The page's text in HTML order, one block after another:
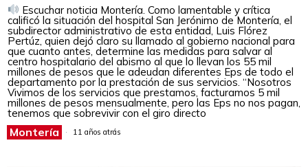
Escuchar noticia Montería. Como lamentable y crítica
calificó la situación del hospital San Jerónimo de Montería, el
subdirector administrativo de esta entidad, Luis Flórez
Pertúz, quien dejó claro su llamado al gobierno nacional para
que cuanto antes, determine las medidas para salvar al
centro hospitalario del abismo al que lo llevan los 55 mil
millones de pesos que le adeudan diferentes Eps de todo el
departamento por la prestación de sus servicios. “Nosotros
Vivimos de los servicios que prestamos, facturamos 5 mil
millones de pesos mensualmente, pero las Eps no nos pagan,
tenemos que sobrevivir con el giro directo
Montería 11 años atrás